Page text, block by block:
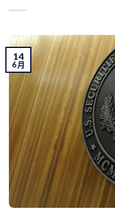
14
6 月